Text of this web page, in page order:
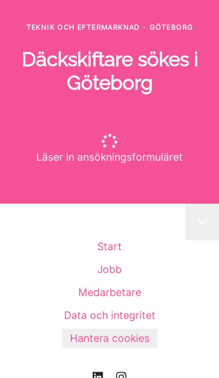
TEKNIK OCH EFTERMARKNAD · GÖTEBORG
Däckskiftare sökes i
Göteborg
Läser in ansökningsformuläret
Start
Jobb
Medarbetare
Data och integritet
Hantera cookies